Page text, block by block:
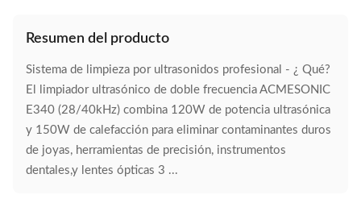
Resumen del producto
Sistema de limpieza por ultrasonidos profesional - ¿ Qué?
El limpiador ultrasónico de doble frecuencia ACMESONIC
E340 (28/40kHz) combina 120W de potencia ultrasónica
y 150W de calefacción para eliminar contaminantes duros
de joyas, herramientas de precisión, instrumentos
dentales,y lentes ópticas 3 ...